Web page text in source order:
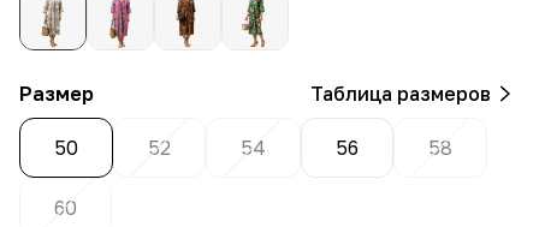
Размер Таблица размеров
50 52 54 56 58
60